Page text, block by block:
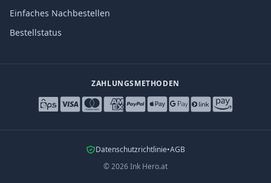
Einfaches Nachbestellen
Bestellstatus
ZAHLUNGSMETHODEN
Datenschutzrichtlinie•AGB
©2026Ink Hero.at